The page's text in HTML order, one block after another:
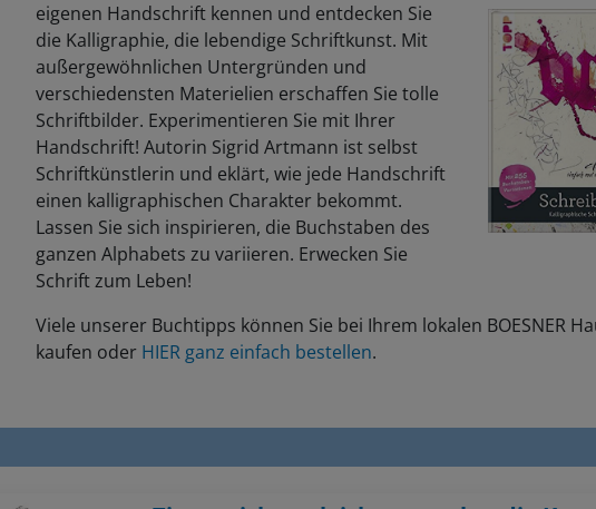
eigenen Handschrift kennen und entdecken Sie
die Kalligraphie, die lebendige Schriftkunst. Mit
außergewöhnlichen Untergründen und
verschiedensten Materielien erschaffen Sie tolle
Schriftbilder. Experimentieren Sie mit Ihrer
Handschrift! Autorin Sigrid Artmann ist selbst
Schriftkünstlerin und eklärt, wie jede Handschrift
einen kalligraphischen Charakter bekommt.
Lassen Sie sich inspirieren, die Buchstaben des
ganzen Alphabets zu variieren. Erwecken Sie
Schrift zum Leben!
Viele unserer Buchtipps können Sie bei Ihrem lokalen BOESNER
kaufen oder HIER ganz einfach bestellen.